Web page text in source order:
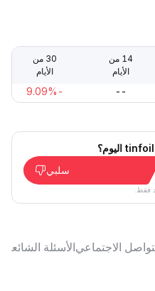
14 من
الأيام
30 من
الأيام
--
-9.09%
سلبي
فقط.
الاجتماعيالأسئلة الشائعة